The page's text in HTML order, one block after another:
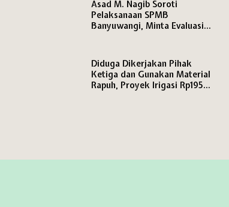
Asad M. Nagib Soroti
Pelaksanaan SPMB
Banyuwangi, Minta Evaluasi
Diduga Dikerjakan Pihak
Ketiga dan Gunakan Material
Rapuh, Proyek Irigasi Rp195